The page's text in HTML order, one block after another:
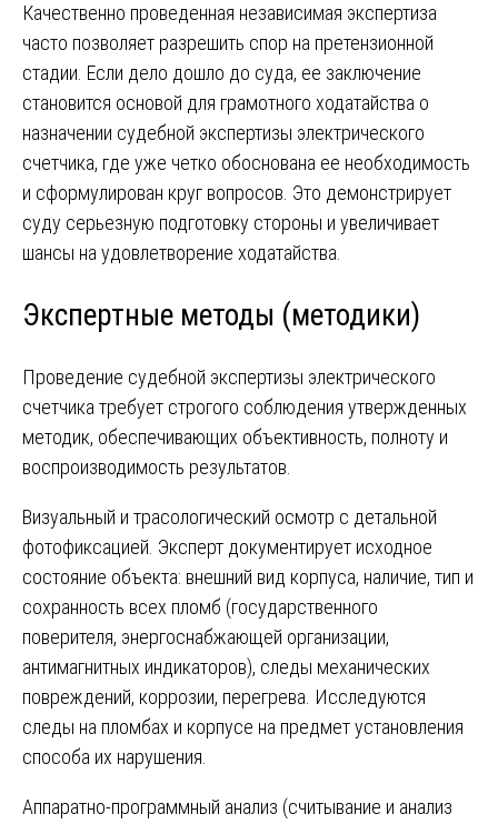
Качественно проведенная независимая экспертиза
часто позволяет разрешить спор на претензионной
стадии. Если дело дошло до суда, ее заключение
становится основой для грамотного ходатайства о
назначении судебной экспертизы электрического
счетчика, где уже четко обоснована ее необходимость
и сформулирован круг вопросов. Это демонстрирует
суду серьезную подготовку стороны и увеличивает
шансы на удовлетворение ходатайства.
Экспертные методы (методики)
Проведение судебной экспертизы электрического
счетчика требует строгого соблюдения утвержденных
методик, обеспечивающих объективность, полноту и
воспроизводимость результатов.
Визуальный и трасологический осмотр с детальной
фотофиксацией. Эксперт документирует исходное
состояние объекта: внешний вид корпуса, наличие, тип и
сохранность всех пломб (государственного
поверителя, энергоснабжающей организации,
антимагнитных индикаторов), следы механических
повреждений, коррозии, перегрева. Исследуются
следы на пломбах и корпусе на предмет установления
способа их нарушения.
Аппаратно-программный анализ (считывание и анализ